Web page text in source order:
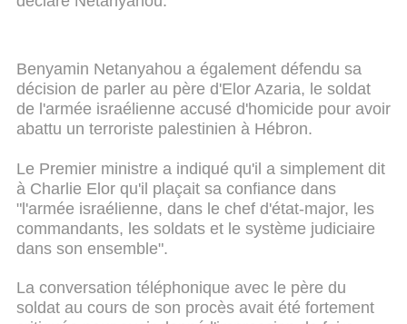
Benyamin Netanyahou a également défendu sa
décision de parler au père d'Elor Azaria, le soldat
de l'armée israélienne accusé d'homicide pour avoir
abattu un terroriste palestinien à Hébron.
Le Premier ministre a indiqué qu'il a simplement dit
à Charlie Elor qu'il plaçait sa confiance dans
"l'armée israélienne, dans le chef d'état-major, les
commandants, les soldats et le système judiciaire
dans son ensemble".
La conversation téléphonique avec le père du
soldat au cours de son procès avait été fortement